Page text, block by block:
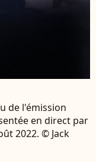
de l'émission
en direct par
2022. © Jack